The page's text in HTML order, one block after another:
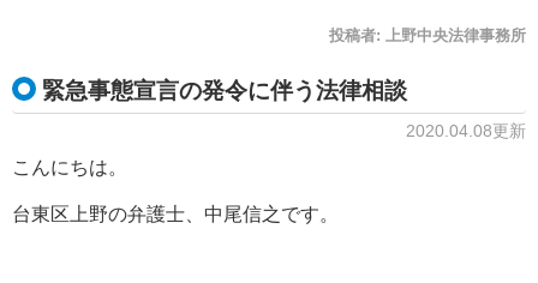
投稿者: 上野中央法律事務所
緊急事態宣言の発令に伴う法律相談
2020.04.08更新
こんにちは。
台東区上野の弁護士、中尾信之です。